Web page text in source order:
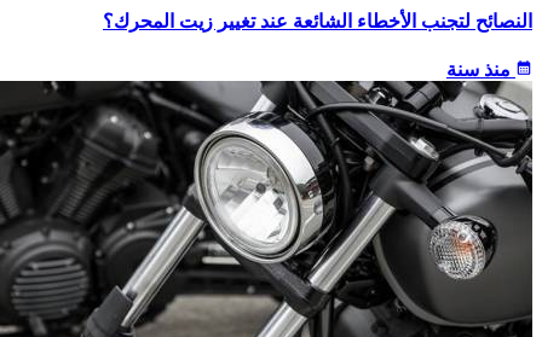
النصائح لتجنب الأخطاء الشائعة عند تغيير زيت المحرك؟
calendar_month منذ سنة